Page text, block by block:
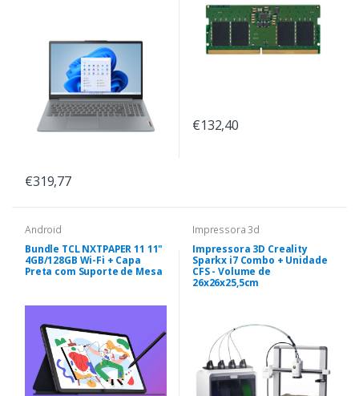
€319,77
€132,40
Android
Bundle TCL NXTPAPER 11 11"
4GB/128GB Wi-Fi + Capa
Preta com Suporte de Mesa
Impressora 3d
Impressora 3D Creality
Sparkx i7 Combo + Unidade
CFS - Volume de
26x26x25,5cm